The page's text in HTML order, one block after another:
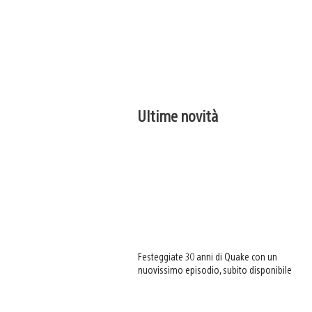
Ultime novità
Festeggiate 30 anni di Quake con un
nuovissimo episodio, subito disponibile